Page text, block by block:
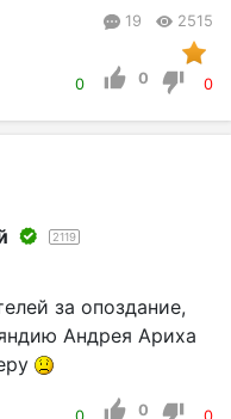
19 2515
0 0 0
2119
за опоздание,
Андрея Ариха
0